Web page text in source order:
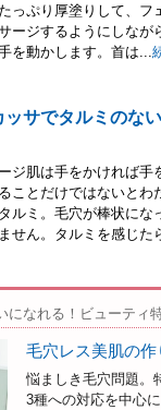
っぷり厚塗りして、
ージするようにしな
を動かします。首は...
サでタルミのな
ジ肌は手をかければ手
ことだけではないと
ルミ。毛穴が棒状に
せん。タルミを感じた
になれる！ビューティ
毛穴レス美肌の
悩ましき毛穴問題。
3種への対応を中心